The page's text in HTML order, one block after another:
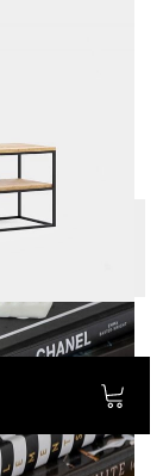
6. Sep